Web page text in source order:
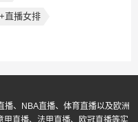
直播女排
、NBA直播、体育直播以及欧洲
直播、法甲直播、欧冠直播等实